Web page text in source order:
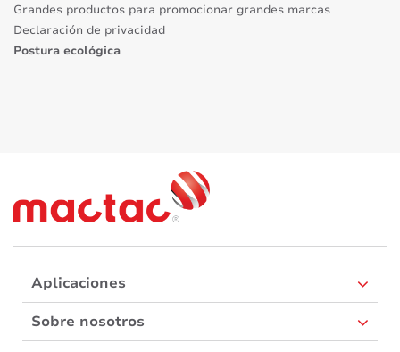
Grandes productos para promocionar grandes marcas
Declaración de privacidad
Postura ecológica
Aplicaciones
Sobre nosotros